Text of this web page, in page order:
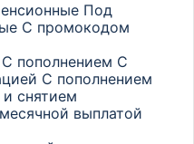
Под
С промокодом
С пополнением С
С пополнением
снятием
выплатой